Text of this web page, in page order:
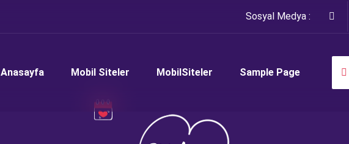
Sosyal Medya :
Anasayfa Mobil Siteler MobilSiteler Sample Page